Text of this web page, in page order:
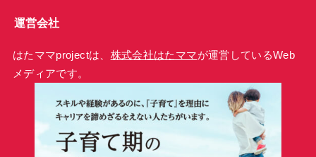
運営会社
はたママprojectは、 株式会社はたママが運営しているWeb
メディアです。